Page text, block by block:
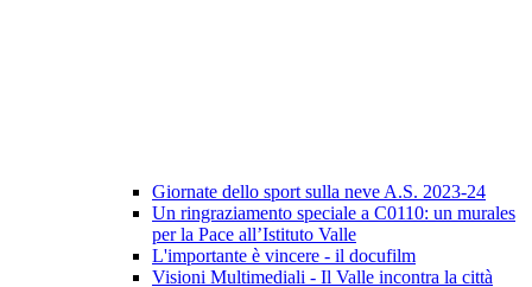
Giornate dello sport sulla neve A.S. 2023-24
Un ringraziamento speciale a C0110: un murales
per la Pace all’Istituto Valle
L'importante è vincere - il docufilm
Visioni Multimediali - Il Valle incontra la città